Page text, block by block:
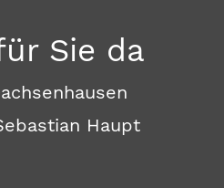
Sie da
Haupt